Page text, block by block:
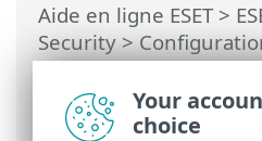
Aide en ligne ESET>
Security>
Protections>
messagerie>
lettres> Intégrations
Your
choice